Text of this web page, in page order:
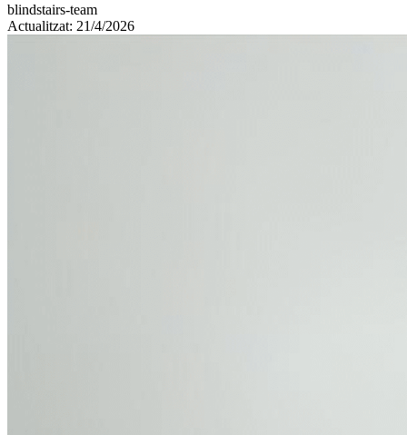
blindstairs-team
Actualitzat: 21/4/2026